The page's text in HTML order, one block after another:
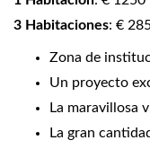
3 Habitaciones: €
Zona de
Un proyecto
La maravillosa
La gran